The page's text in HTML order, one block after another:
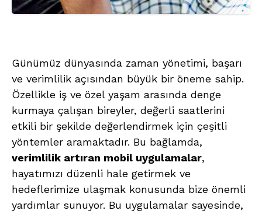
Günümüz dünyasında zaman yönetimi, başarı
ve verimlilik açısından büyük bir öneme sahip.
Özellikle iş ve özel yaşam arasında denge
kurmaya çalışan bireyler, değerli saatlerini
etkili bir şekilde değerlendirmek için çeşitli
yöntemler aramaktadır. Bu bağlamda,
verimlilik artıran mobil uygulamalar,
hayatımızı düzenli hale getirmek ve
hedeflerimize ulaşmak konusunda bize önemli
yardımlar sunuyor. Bu uygulamalar sayesinde,